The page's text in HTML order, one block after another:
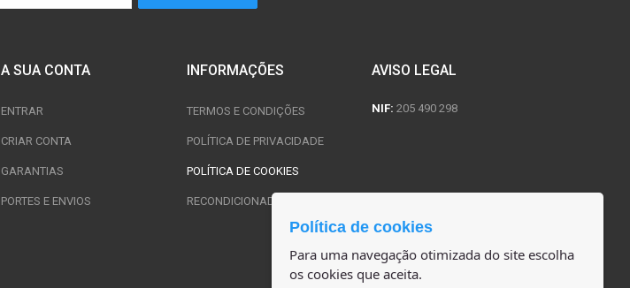
A SUA CONTA
ENTRAR
CRIAR CONTA
GARANTIAS
PORTES E ENVIOS
INFORMAÇÕES
TERMOS E CONDIÇÕES
POLÍTICA DE PRIVACIDADE
POLÍTICA DE COOKIES
RECONDICIONADOS E USADOS
AVISO LEGAL
NIF: 205 490 298
Política de cookies
Para uma navegação otimizada do site escolha
os cookies que aceita.